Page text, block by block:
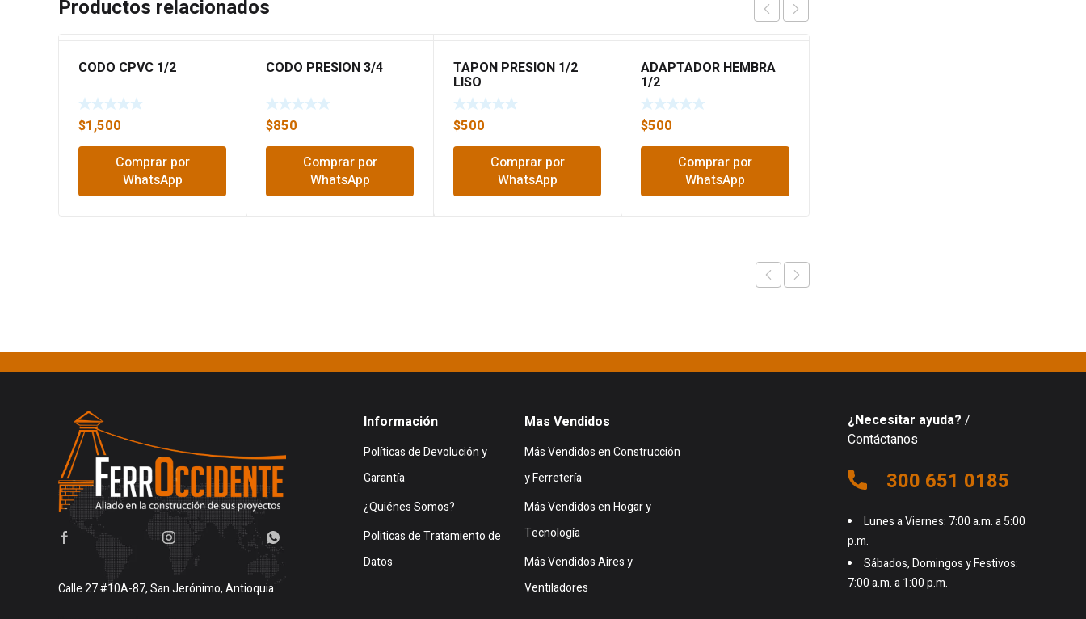
Productos relacionados
CODO CPVC 1/2
$1,500
Comprar por
WhatsApp
CODO PRESION 3/4
$850
Comprar por
WhatsApp
TAPON PRESION 1/2
LISO
$500
Comprar por
WhatsApp
ADAPTADOR HEMBRA
1/2
$500
Comprar por
WhatsApp
Calle 27 #10A-87, San Jerónimo, Antioquia
Información
Políticas de Devolución y
Garantía
¿Quiénes Somos?
Politicas de Tratamiento de
Datos
Mas Vendidos
Más Vendidos en Construcción
y Ferretería
Más Vendidos en Hogar y
Tecnología
Más Vendidos Aires y
Ventiladores
¿Necesitar ayuda? /
Contáctanos
300 651 0185
Lunes a Viernes: 7:00 a.m. a 5:00
p.m.
Sábados, Domingos y Festivos:
7:00 a.m. a 1:00 p.m.